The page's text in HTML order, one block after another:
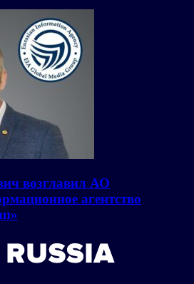
возглавил АО
агентство